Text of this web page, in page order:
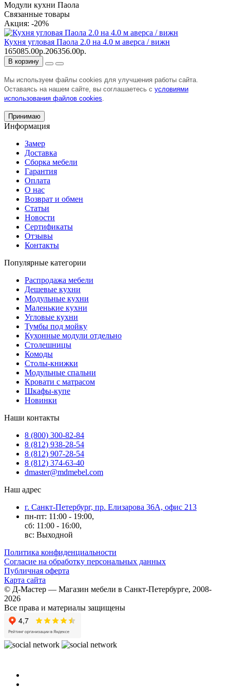
Модули кухни Паола
Связанные товары
Акция: -20%
Кухня угловая Паола 2.0 на 4.0 м аверса / вижн
165085.00р.206356.00р.
В корзину
Мы используем файлы cookies для улучшения работы сайта.
Оставаясь на нашем сайте, вы соглашаетесь с условиями
использования файлов cookies.
Принимаю
Информация
Замер
Доставка
Сборка мебели
Гарантия
Оплата
О нас
Возврат и обмен
Статьи
Новости
Сертификаты
Отзывы
Контакты
Популярные категории
Распродажа мебели
Дешевые кухни
Модульные кухни
Маленькие кухни
Угловые кухни
Тумбы под мойку
Кухонные модули отдельно
Столешницы
Комоды
Столы-книжки
Модульные спальни
Кровати с матрасом
Шкафы-купе
Новинки
Наши контакты
8 (800) 300-82-84
8 (812) 938-28-54
8 (812) 907-28-54
8 (812) 374-63-40
dmaster@mdmebel.com
Наш адрес
г. Санкт-Петербург, пр. Елизарова 36А, офис 213
пн-пт: 11:00 - 19:00,
сб: 11:00 - 16:00,
вс: Выходной
Политика конфиденциальности
Согласие на обработку персональных данных
Публичная оферта
Карта сайта
© Д-Мастер — Магазин мебели в Санкт-Петербурге, 2008-
2026
Все права и материалы защищены